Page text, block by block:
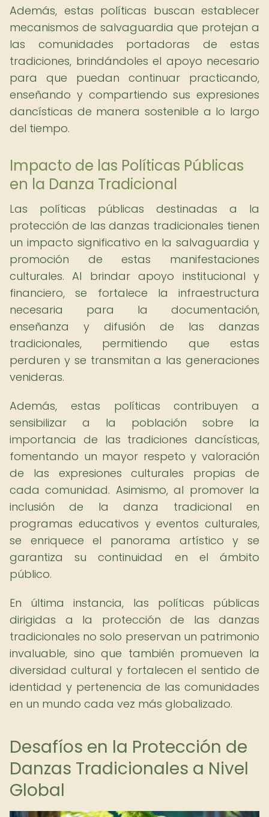
Además, estas políticas buscan establecer
mecanismos de salvaguardia que protejan a
las comunidades portadoras de estas
tradiciones, brindándoles el apoyo necesario
para que puedan continuar practicando,
enseñando y compartiendo sus expresiones
dancísticas de manera sostenible a lo largo
del tiempo.
Impacto de las Políticas Públicas
en la Danza Tradicional
Las políticas públicas destinadas a la
protección de las danzas tradicionales tienen
un impacto significativo en la salvaguardia y
promoción de estas manifestaciones
culturales. Al brindar apoyo institucional y
financiero, se fortalece la infraestructura
necesaria para la documentación,
enseñanza y difusión de las danzas
tradicionales, permitiendo que estas
perduren y se transmitan a las generaciones
venideras.
Además, estas políticas contribuyen a
sensibilizar a la población sobre la
importancia de las tradiciones dancísticas,
fomentando un mayor respeto y valoración
de las expresiones culturales propias de
cada comunidad. Asimismo, al promover la
inclusión de la danza tradicional en
programas educativos y eventos culturales,
se enriquece el panorama artístico y se
garantiza su continuidad en el ámbito
público.
En última instancia, las políticas públicas
dirigidas a la protección de las danzas
tradicionales no solo preservan un patrimonio
invaluable, sino que también promueven la
diversidad cultural y fortalecen el sentido de
identidad y pertenencia de las comunidades
en un mundo cada vez más globalizado.
Desafíos en la Protección de
Danzas Tradicionales a Nivel
Global